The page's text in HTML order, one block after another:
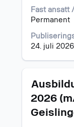
Fast ansatt
Permanent
24. juli 2026
det
fullstendige
i
Tittel
2026
Velg
for